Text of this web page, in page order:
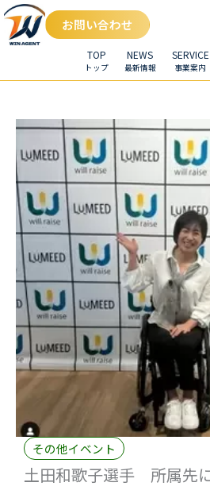
お問い合わせ
TOP
トップ
NEWS
最新情報
SERVICE
事業案内
その他イベント
土田和歌子選手 所属先